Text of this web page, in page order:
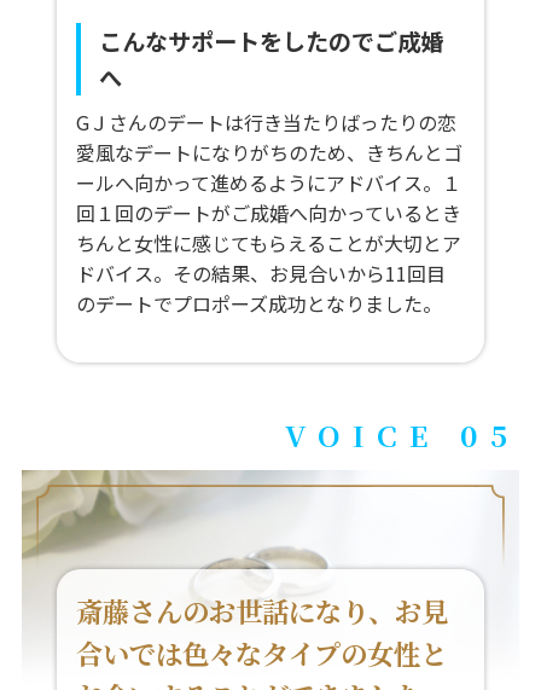
こんなサポートをしたのでご成婚
へ
GＪさんのデートは行き当たりばったりの恋
愛風なデートになりがちのため、きちんとゴ
ールへ向かって進めるようにアドバイス。１
回１回のデートがご成婚へ向かっているとき
ちんと女性に感じてもらえることが大切とア
ドバイス。その結果、お見合いから11回目
のデートでプロポーズ成功となりました。
VOICE 05
斎藤さんのお世話になり、お見
合いでは色々なタイプの女性と